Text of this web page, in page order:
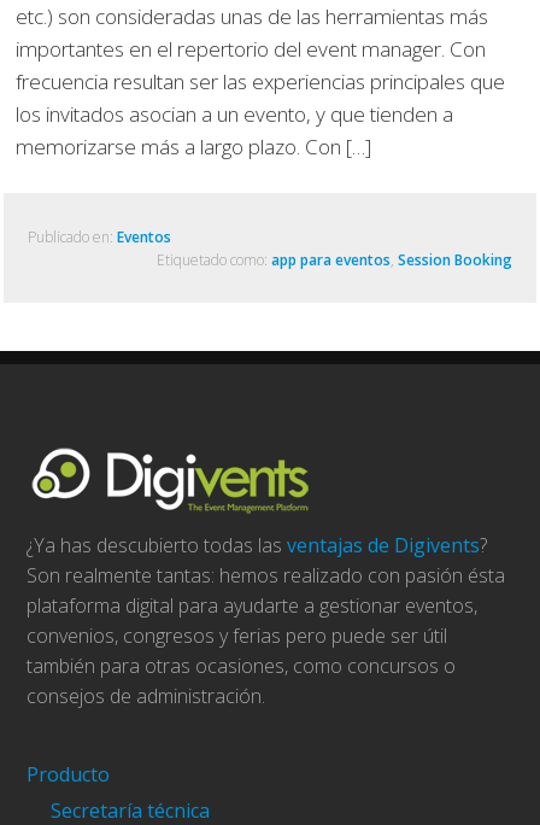
etc.) son consideradas unas de las herramientas más
importantes en el repertorio del event manager. Con
frecuencia resultan ser las experiencias principales que
los invitados asocian a un evento, y que tienden a
memorizarse más a largo plazo. Con […]
Publicado en: Eventos
Etiquetado como: app para eventos, Session Booking
¿Ya has descubierto todas lasventajas de Digivents?
Son realmente tantas: hemos realizado con pasión ésta
plataforma digital para ayudarte a gestionar eventos,
convenios, congresos y ferias pero puede ser útil
también para otras ocasiones, como concursos o
consejos de administración.
Producto
Secretaría técnica